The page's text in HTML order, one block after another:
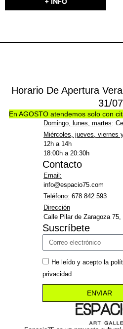
Horario De Apertura
31/07
En AGOSTO atendemos solo con
Domingo, lunes, martes:
Miércoles, jueves, viernes
12h a 14h
18:00h a 20:30h
Contacto
Email:
info@espacio75.com
Teléfono: 678 842 593
Dirección
Calle Pilar de Zaragoza 75,
Suscríbete
He leído y acepto la
privacidad
ENVIAR